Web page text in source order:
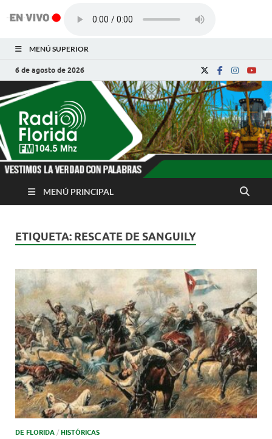
MENÚ SUPERIOR
6 de agosto de 2026
Radio Florida de
Cuba
Noticias y Actualidades de Florida, Camagüey,
MENÚ PRINCIPAL
ETIQUETA: RESCATE DE SANGUILY
DE FLORIDA / HISTÓRICAS